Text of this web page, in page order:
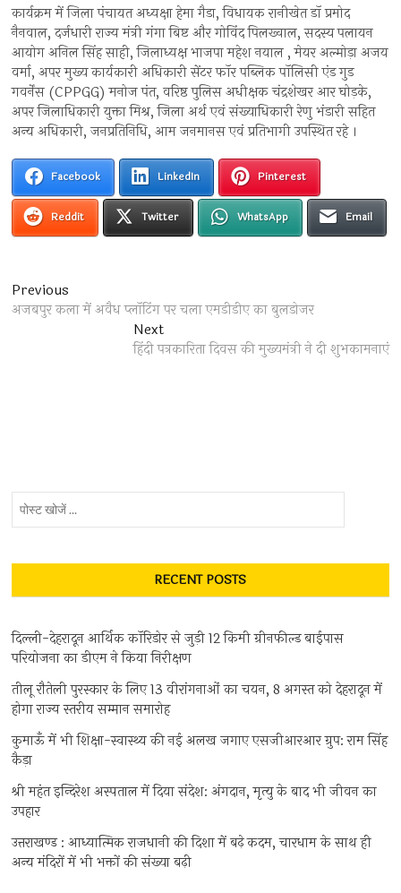
कार्यक्रम में जिला पंचायत अध्यक्षा हेमा गैडा, विधायक रानीखेत डॉ प्रमोद
नैनवाल, दर्जधारी राज्य मंत्री गंगा बिष्ट और गोविंद पिलख्वाल, सदस्य पलायन
आयोग अनिल सिंह साही, जिलाध्यक्ष भाजपा महेश नयाल , मेयर अल्मोड़ा अजय
वर्मा, अपर मुख्य कार्यकारी अधिकारी सेंटर फॉर पब्लिक पॉलिसी एंड गुड
गवर्नेंस (CPPGG) मनोज पंत, वरिष्ठ पुलिस अधीक्षक चंद्रशेखर आर घोड़के,
अपर जिलाधिकारी युक्ता मिश्र, जिला अर्थ एवं संख्याधिकारी रेणु भंडारी सहित
अन्य अधिकारी, जनप्रतिनिधि, आम जनमानस एवं प्रतिभागी उपस्थित रहे ।
Facebook LinkedIn Pinterest
Reddit Twitter WhatsApp Email
Post
navigation
Previous
post:
अजबपुर कला में अवैध प्लॉटिंग पर चला एमडीडीए का बुलडोजर
NextNext
post:
हिंदी पत्रकारिता दिवस की मुख्यमंत्री ने दी शुभकामनाएं
RECENT POSTS
दिल्ली-देहरादून आर्थिक कॉरिडोर से जुड़ी 12 किमी ग्रीनफील्ड बाईपास
परियोजना का डीएम ने किया निरीक्षण
तीलू रौतेली पुरस्कार के लिए 13 वीरांगनाओं का चयन, 8 अगस्त को देहरादून में
होगा राज्य स्तरीय सम्मान समारोह
कुमाऊँ में भी शिक्षा-स्वास्थ्य की नई अलख जगाए एसजीआरआर ग्रुप: राम सिंह
कैड़ा
श्री महंत इन्दिरेश अस्पताल में दिया संदेश: अंगदान, मृत्यु के बाद भी जीवन का
उपहार
उत्तराखण्ड : आध्यात्मिक राजधानी की दिशा में बढ़े कदम, चारधाम के साथ ही
अन्य मंदिरों में भी भक्तों की संख्या बढ़ी